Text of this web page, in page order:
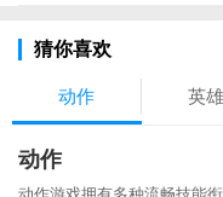
猜你喜欢
动作 英雄
动作